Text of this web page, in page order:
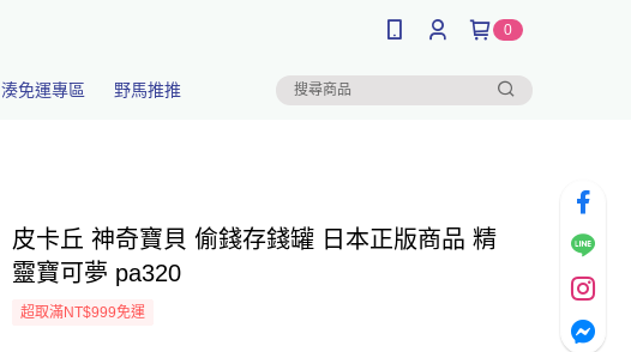
0
湊免運專區 野馬推推
皮卡丘 神奇寶貝 偷錢存錢罐 日本正版商品 精
靈寶可夢 pa320
超取滿NT$999免運